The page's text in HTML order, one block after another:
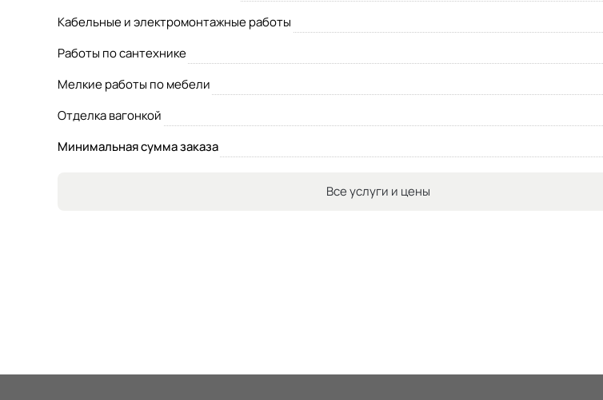
Кабельные и электромонтажные работы
Работы по сантехнике
Мелкие работы по мебели
Отделка вагонкой
Минимальная сумма заказа
Все услуги и цены